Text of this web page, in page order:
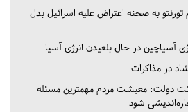
تورنتو به صحنه اعتراض علیه اسرائیل بدل
آسیاچین در حال بلعیدن انرژی آسیا
در مذاکرات
دولت: معیشت مردم مهمترین مسئله
شود